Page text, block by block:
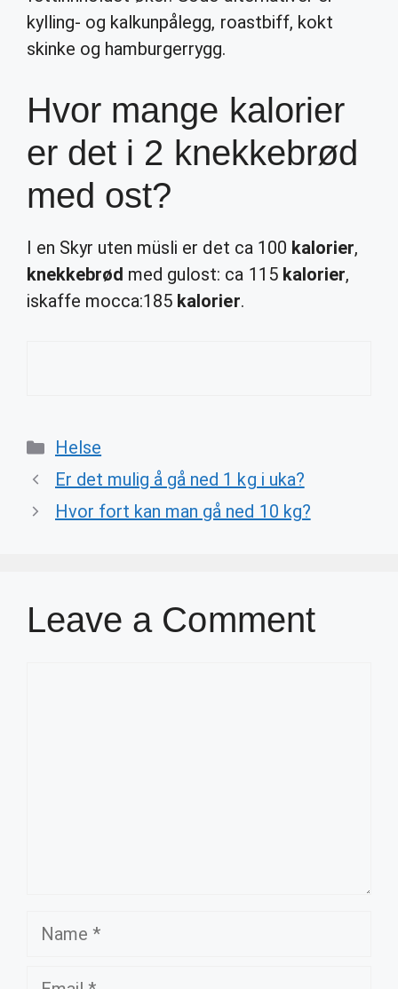
kylling- og kalkunpålegg, roastbiff, kokt
skinke og hamburgerrygg.
Hvor mange kalorier
er det i 2 knekkebrød
med ost?
I en Skyr uten müsli er det ca 100 kalorier,
knekkebrød med gulost: ca 115 kalorier,
iskaffe mocca:185 kalorier.
Categories
Helse
Er det mulig å gå ned 1 kg i uka?
Hvor fort kan man gå ned 10 kg?
Leave a Comment
Name
Email